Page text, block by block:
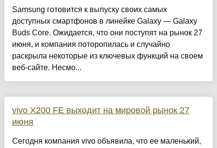
Samsung готовится к выпуску своих самых
доступных смартфонов в линейке Galaxy — Galaxy
Buds Core. Ожидается, что они поступят на рынок 27
июня, и компания поторопилась и случайно
раскрыла некоторые из ключевых функций на своем
веб-сайте. Несмо...
vivo X200 FE выходит на мировой рынок 27
июня
Сегодня компания vivo объявила, что ее маленький,